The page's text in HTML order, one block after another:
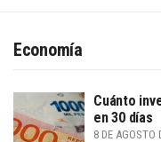
Economía
Cuánto
en 30 días
8 DE AGOSTO